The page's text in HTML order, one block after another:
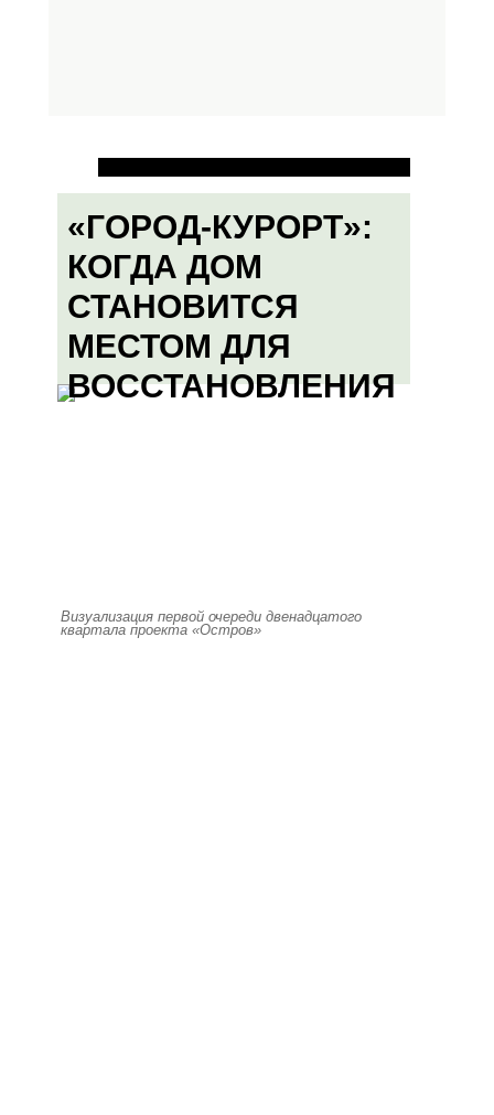
«ГОРОД-КУРОРТ»:
КОГДА ДОМ
СТАНОВИТСЯ
МЕСТОМ ДЛЯ
ВОССТАНОВЛЕНИЯ
Визуализация первой очереди двенадцатого
квартала проекта «Остров»